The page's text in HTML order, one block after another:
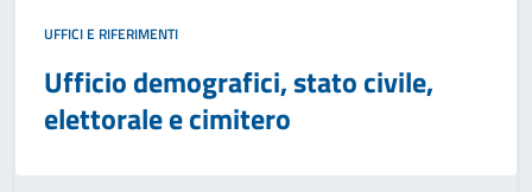
UFFICI E RIFERIMENTI
Ufficio demografici, stato civile,
elettorale e cimitero